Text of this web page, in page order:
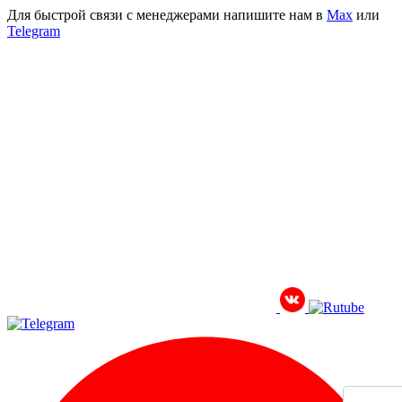
Для быстрой связи с менеджерами напишите нам в Мах или
Telegram